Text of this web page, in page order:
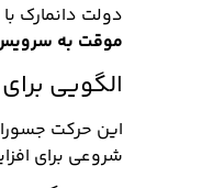
دولت دانمارک
موقت به
الگویی
این حرکت
شروعی برای